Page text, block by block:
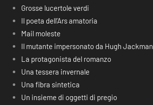
Grosse lucertole verdi
Il poeta dell’Ars amatoria
Mail moleste
Il mutante impersonato da Hugh Jackman
La protagonista del romanzo
Una tessera invernale
Una fibra sintetica
Un insieme di oggetti di pregio